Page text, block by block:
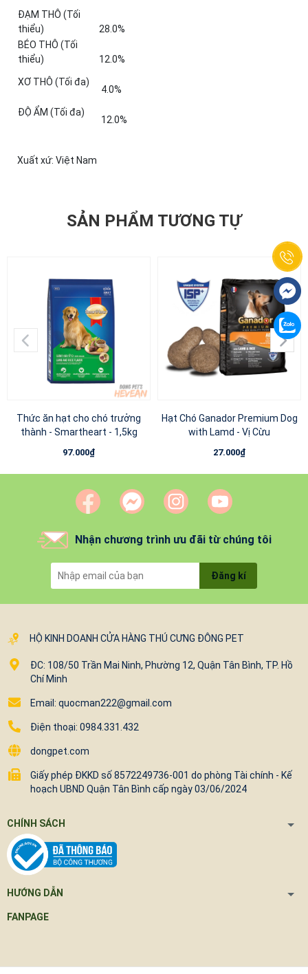
ĐẠM THÔ (Tối
thiểu)
28.0%
BÉO THÔ (Tối
thiểu)
12.0%
XƠ THÔ (Tối đa)
4.0%
ĐỘ ẨM (Tối đa)
12.0%
Xuất xứ: Việt Nam
SẢN PHẨM TƯƠNG TỰ
Thức ăn hạt cho chó trưởng
thành - Smartheart - 1,5kg
97.000₫
Hạt Chó Ganador Premium Dog
with Lamd - Vị Cừu
27.000₫
Nhận chương trình ưu đãi từ chúng tôi
Đăng kí
HỘ KINH DOANH CỬA HÀNG THÚ CƯNG ĐÔNG PET
ĐC: 108/50 Trần Mai Ninh, Phường 12, Quận Tân Bình, TP. Hồ
Chí Minh
Email: quocman222@gmail.com
Điện thoại: 0984.331.432
dongpet.com
Giấy phép ĐKKD số 8572249736-001 do phòng Tài chính - Kế
hoạch UBND Quận Tân Bình cấp ngày 03/06/2024
CHÍNH SÁCH
HƯỚNG DẪN
FANPAGE